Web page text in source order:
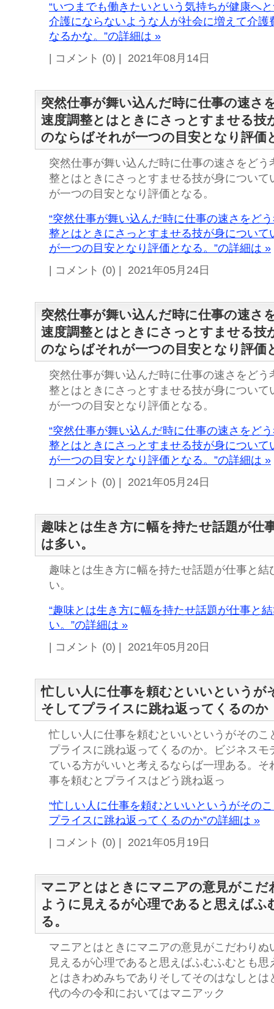
“いつまでも働きたいという気持ちが健康へ
介護にならないような人が社会に増えて介護
なるかな。”の詳細は »
| コメント (0) | 2021年08月14日
突然仕事が舞い込んだ時に仕事の速さ
速度調整とはときにさっとすませる技
のならばそれが一つの目安となり評価
突然仕事が舞い込んだ時に仕事の速さをどう
整とはときにさっとすませる技が身について
が一つの目安となり評価となる。
“突然仕事が舞い込んだ時に仕事の速さをど
整とはときにさっとすませる技が身について
が一つの目安となり評価となる。”の詳細は »
| コメント (0) | 2021年05月24日
突然仕事が舞い込んだ時に仕事の速さ
速度調整とはときにさっとすませる技
のならばそれが一つの目安となり評価
突然仕事が舞い込んだ時に仕事の速さをどう
整とはときにさっとすませる技が身について
が一つの目安となり評価となる。
“突然仕事が舞い込んだ時に仕事の速さをど
整とはときにさっとすませる技が身について
が一つの目安となり評価となる。”の詳細は »
| コメント (0) | 2021年05月24日
趣味とは生き方に幅を持たせ話題が仕
は多い。
趣味とは生き方に幅を持たせ話題が仕事と結
い。
“趣味とは生き方に幅を持たせ話題が仕事と
い。”の詳細は »
| コメント (0) | 2021年05月20日
忙しい人に仕事を頼むといいというが
そしてプライスに跳ね返ってくるのか
忙しい人に仕事を頼むといいというがそのこ
プライスに跳ね返ってくるのか。ビジネスモ
ている方がいいと考えるならば一理ある。そ
事を頼むとプライスはどう跳ね返っ
“忙しい人に仕事を頼むといいというがその
プライスに跳ね返ってくるのか”の詳細は »
| コメント (0) | 2021年05月19日
マニアとはときにマニアの意見がこだ
ように見えるが心理であると思えばふ
る。
マニアとはときにマニアの意見がこだわりぬ
見えるが心理であると思えばふむふむとも思
とはきわめみちでありそしてそのはなしとは
代の今の令和においてはマニアック